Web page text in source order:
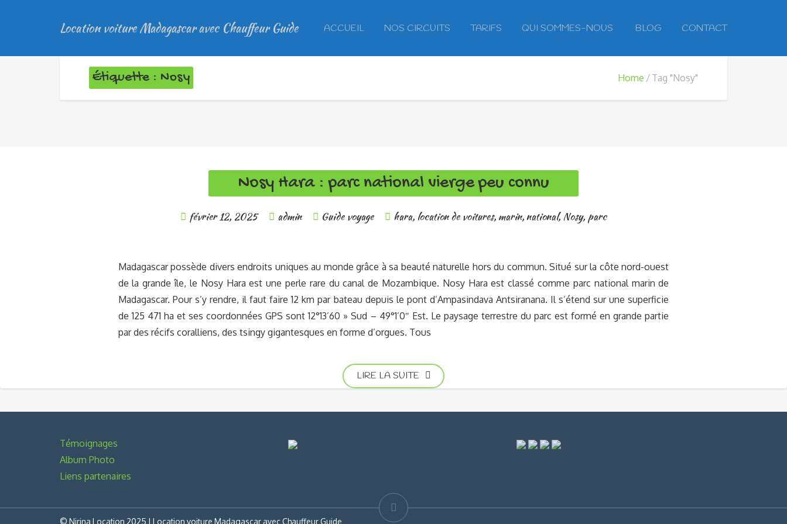
Location voiture Madagascar avec Chauffeur Guide ACCUEIL NOS CIRCUITS TARIFS QUI SOMMES-NOUS BLOG CONTACT
Étiquette : Nosy Home Tag "Nosy"
Nosy Hara : parc national vierge peu connu
février 12, 2025 admin Guide voyage hara, location de voitures, marin,national,Nosy, parc
Madagascar possède divers endroits uniques au monde grâce à sa beauté naturelle hors du commun. Situé sur la côte nord-ouest
de la grande île, le Nosy Hara est une perle rare du canal de Mozambique. Nosy Hara est classé comme parc national marin de
Madagascar. Pour s’y rendre, il faut faire 12 km par bateau depuis le pont d’Ampasindava Antsiranana. Il s’étend sur une superficie
de 125 471 ha et ses coordonnées GPS sont 12°13’60 » Sud – 49°1’0″ Est. Le paysage terrestre du parc est formé en grande partie
par des récifs coralliens, des tsingy gigantesques en forme d’orgues. Tous
LIRE LA SUITE
Témoignages
Album Photo
Liens partenaires
© Nirina Location 2025 | Location voiture Madagascar avec Chauffeur Guide